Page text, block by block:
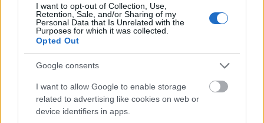
I want to opt-out of Collection, Use,
Retention, Sale, and/or Sharing of my
Personal Data that Is Unrelated with the
Purposes for which it was collected.
Opted Out
Google consents
I want to allow Google to enable storage
related to advertising like cookies on web or
device identifiers in apps.
Törökország
hintapolitikája - lavírozás
Oroszország és a Nyugat